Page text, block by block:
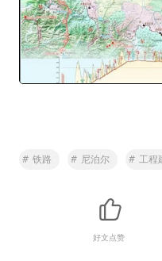
# 铁路 # 尼泊尔 # 工程
好文点赞